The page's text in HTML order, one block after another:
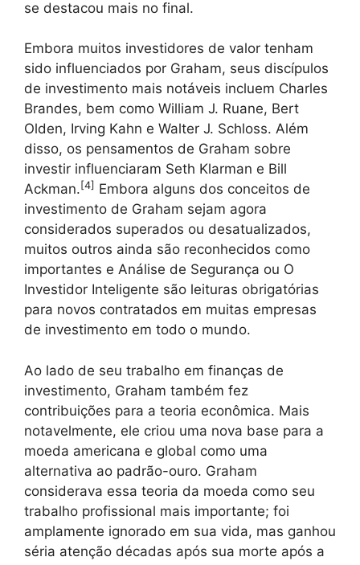
se destacou mais no final.
Embora muitos investidores de valor tenham
sido influenciados por Graham, seus discípulos
de investimento mais notáveis ​​incluem Charles
Brandes, bem como William J. Ruane, Bert
Olden, Irving Kahn e Walter J. Schloss. Além
disso, os pensamentos de Graham sobre
investir influenciaram Seth Klarman e Bill
Ackman.[4] Embora alguns dos conceitos de
investimento de Graham sejam agora
considerados superados ou desatualizados,
muitos outros ainda são reconhecidos como
importantes e Análise de Segurança ou O
Investidor Inteligente são leituras obrigatórias
para novos contratados em muitas empresas
de investimento em todo o mundo.
Ao lado de seu trabalho em finanças de
investimento, Graham também fez
contribuições para a teoria econômica. Mais
notavelmente, ele criou uma nova base para a
moeda americana e global como uma
alternativa ao padrão-ouro. Graham
considerava essa teoria da moeda como seu
trabalho profissional mais importante; foi
amplamente ignorado em sua vida, mas ganhou
séria atenção décadas após sua morte após a